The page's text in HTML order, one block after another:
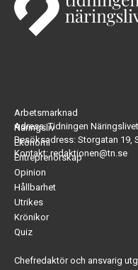
Adress: Tidningen
Besöksadress: Storgatan 19,
Kontakt: redaktionen@tn.se
Arbetsmarknad
Näringsliv
Ekonomi
Entreprenörskap
Opinion
Hållbarhet
Utrikes
Krönikor
Quiz
Chefredaktör och ansvarig